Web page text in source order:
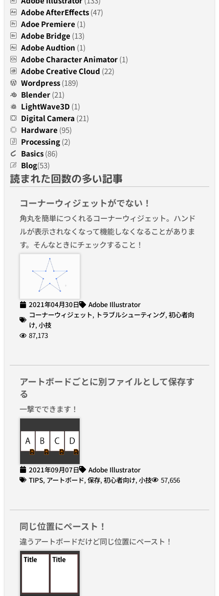
Adobe AfterEffects(47)
Adoe Premiere (1)
Adobe Bridge (13)
Adobe Audtion (1)
Adobe Character Animator(1)
Adobe Creative Cloud (22)
Wordpress(189)
Blender(21)
LightWave3D (1)
Digital Camera (21)
Hardware (95)
Processing(2)
Basics(86)
Blog(53)
読まれた回数の多い記事
コーナーウィジェットがでない！
角丸を簡単につくれるコーナーウィジェット。ハンド
ルが表示されなくなって機能しなくなることがありま
す。そんなときにチェックすること！
2021年04月30日
Adobe Illustrator
コーナーウィジェット, トラブルシューティング, 初心者向
け, 小技
87,173
アートボードごとに別ファイルとして保存す
る
一撃でできます！
2021年09月07日
Adobe Illustrator
TIPS, アートボード, 保存, 初心者向け, 小技 57,656
同じ位置にペースト！
違うアートボードだけど同じ位置にペースト！